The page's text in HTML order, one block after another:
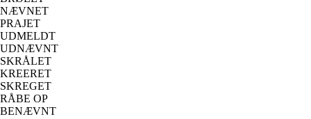
NÆVNET
PRAJET
UDMELDT
UDNÆVNT
SKRÅLET
KREERET
SKREGET
RÅBE OP
BENÆVNT